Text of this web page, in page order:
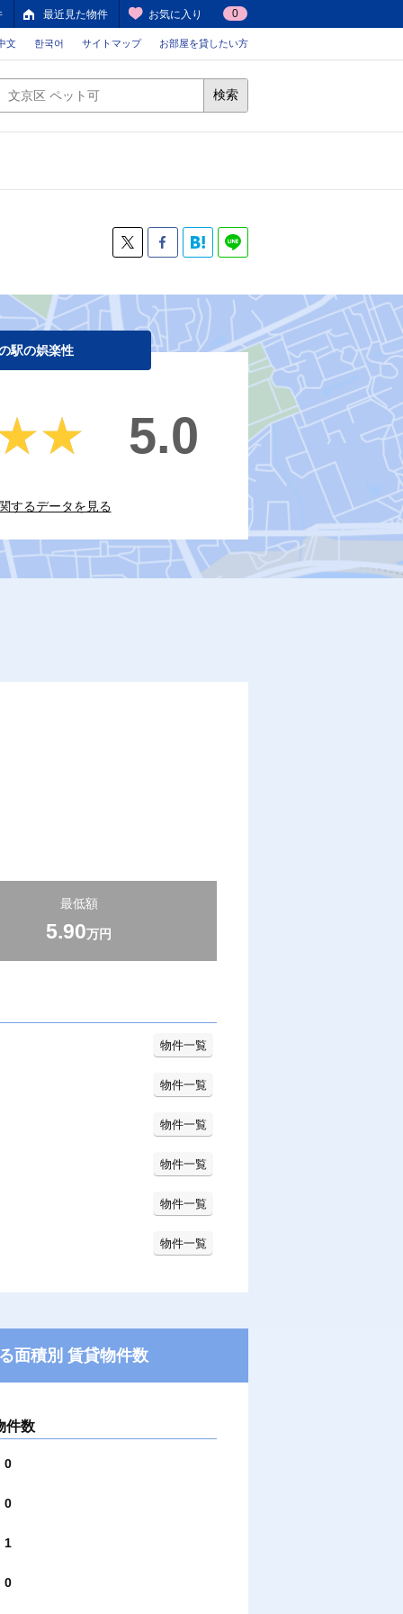
最近見た物件 お気に入り 0
文 한국어 サイトマップ お部屋を貸したい方
検索
駅の娯楽性
5.0
するデータを見る
最低額
5.90万円
物件一覧
物件一覧
物件一覧
物件一覧
物件一覧
物件一覧
面積別 賃貸物件数
件数
0
0
1
0